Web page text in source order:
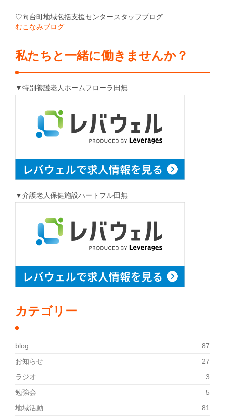
♡向台町地域包括支援センタースタッフブログ
むこなみブログ
私たちと一緒に働きませんか？
▼特別養護老人ホームフローラ田無
▼介護老人保健施設ハートフル田無
カテゴリー
blog
87
お知らせ
27
ラジオ
3
勉強会
5
地域活動
81